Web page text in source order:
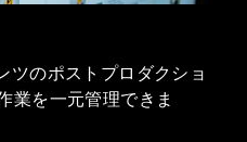
ツのポストプロダクショ
業を一元管理できま